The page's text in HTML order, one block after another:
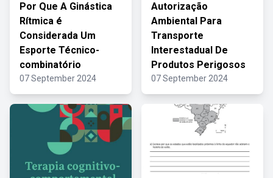
Por Que A Ginástica
Rítmica é
Considerada Um
Esporte Técnico-
combinatório
07 September 2024
Autorização
Ambiental Para
Transporte
Interestadual De
Produtos Perigosos
07 September 2024